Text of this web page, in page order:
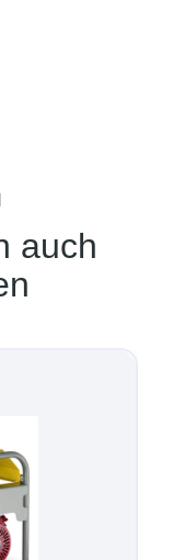
auch